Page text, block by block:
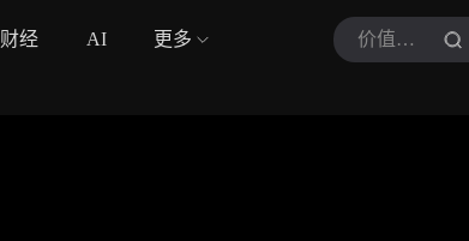
财经 AI 更多 价值洞见局